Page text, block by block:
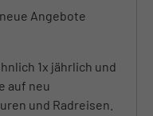
Angebote
1x jährlich und
auf neu
und Radreisen.